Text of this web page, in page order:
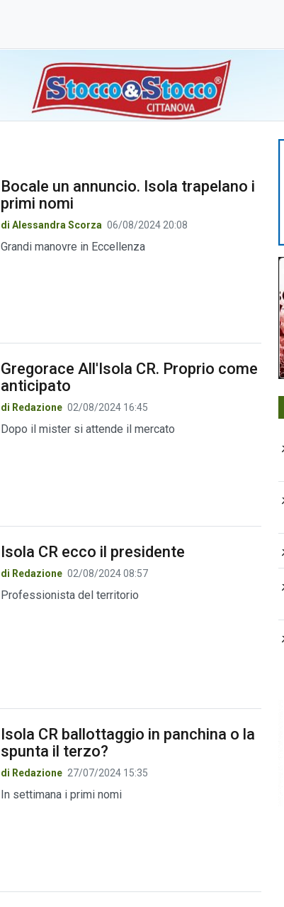
Bocale un annuncio. Isola trapelano i
primi nomi
di Alessandra Scorza 06/08/2024 20:08
Grandi manovre in Eccellenza
Gregorace All'Isola CR. Proprio come
anticipato
di Redazione 02/08/2024 16:45
Dopo il mister si attende il mercato
Isola CR ecco il presidente
di Redazione 02/08/2024 08:57
Professionista del territorio
Isola CR ballottaggio in panchina o la
spunta il terzo?
di Redazione 27/07/2024 15:35
In settimana i primi nomi